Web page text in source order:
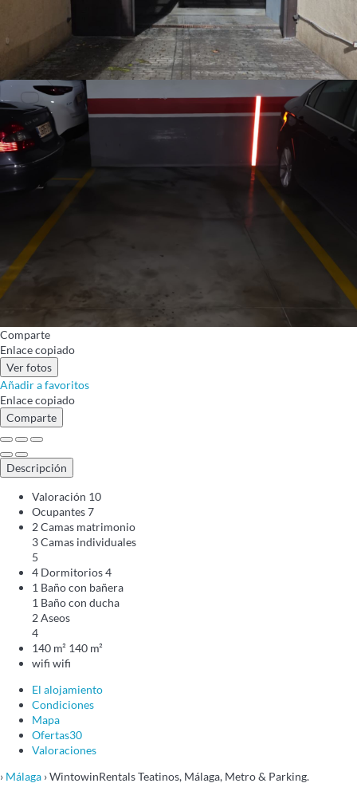
Comparte
Enlace copiado
Ver fotos
Añadir a favoritos
Enlace copiado
Comparte
Descripción
Valoración 10
Ocupantes7
2 Camas matrimonio
3 Camas individuales
5
4 Dormitorios4
1 Baño con bañera
1 Baño con ducha
2 Aseos
4
140 m² 140 m²
wifi wifi
El alojamiento
Condiciones
Mapa
Ofertas30
Valoraciones
› Málaga › WintowinRentals Teatinos, Málaga, Metro & Parking.